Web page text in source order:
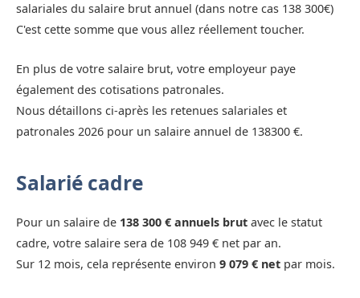
salariales du salaire brut annuel (dans notre cas 138 300€)
C'est cette somme que vous allez réellement toucher.
En plus de votre salaire brut, votre employeur paye
également des cotisations patronales.
Nous détaillons ci-après les retenues salariales et
patronales 2026 pour un salaire annuel de 138300 €.
Salarié cadre
Pour un salaire de 138 300 € annuels brut avec le statut
cadre, votre salaire sera de 108 949 € net par an.
Sur 12 mois, cela représente environ 9 079 € net par mois.